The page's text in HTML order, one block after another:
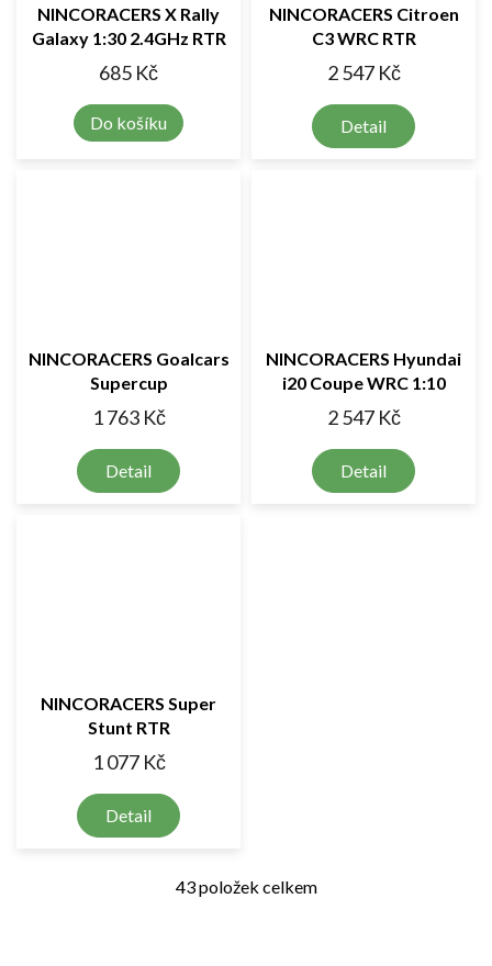
NINCORACERS X Rally
Galaxy 1:30 2.4GHz RTR
685 Kč
Do košíku
NINCORACERS Citroen
C3 WRC RTR
2 547 Kč
Detail
NINCORACERS Goalcars
Supercup
1 763 Kč
Detail
NINCORACERS Hyundai
i20 Coupe WRC 1:10
2.4GHz RTR
2 547 Kč
Detail
NINCORACERS Super
Stunt RTR
1 077 Kč
Detail
O
43položek celkem